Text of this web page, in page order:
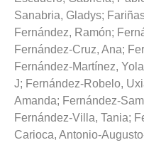
Sanabria, Gladys;
Fernández, Ramón;
Fernández-Cruz, Ana;
Fernández-Martínez,
J; Fernández-Robelo,
Amanda; Fernández-
Fernández-Villa, Tania;
Carioca, Antonio-